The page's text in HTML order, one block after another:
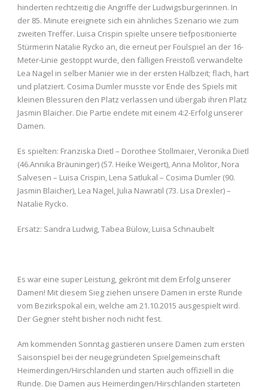
hinderten rechtzeitig die Angriffe der Ludwigsburgerinnen. In
der 85. Minute ereignete sich ein ähnliches Szenario wie zum
zweiten Treffer. Luisa Crispin spielte unsere tiefpositionierte
Stürmerin Natalie Rycko an, die erneut per Foulspiel an der 16-
Meter-Linie gestoppt wurde, den fälligen Freistoß verwandelte
Lea Nagel in selber Manier wie in der ersten Halbzeit; flach, hart
und platziert. Cosima Dumler musste vor Ende des Spiels mit
kleinen Blessuren den Platz verlassen und übergab ihren Platz
Jasmin Blaicher. Die Partie endete mit einem 4:2-Erfolg unserer
Damen.
Es spielten: Franziska Dietl – Dorothee Stollmaier, Veronika Dietl
(46.Annika Bräuninger) (57. Heike Weigert), Anna Molitor, Nora
Salvesen – Luisa Crispin, Lena Satlukal – Cosima Dumler (90.
Jasmin Blaicher), Lea Nagel, Julia Nawratil (73. Lisa Drexler) –
Natalie Rycko.
Ersatz: Sandra Ludwig, Tabea Bülow, Luisa Schnaubelt
Es war eine super Leistung, gekrönt mit dem Erfolg unserer
Damen! Mit diesem Sieg ziehen unsere Damen in erste Runde
vom Bezirkspokal ein, welche am 21.10.2015 ausgespielt wird.
Der Gegner steht bisher noch nicht fest.
Am kommenden Sonntag gastieren unsere Damen zum ersten
Saisonspiel bei der neugegründeten Spielgemeinschaft
Heimerdingen/Hirschlanden und starten auch offiziell in die
Runde. Die Damen aus Heimerdingen/Hirschlanden starteten